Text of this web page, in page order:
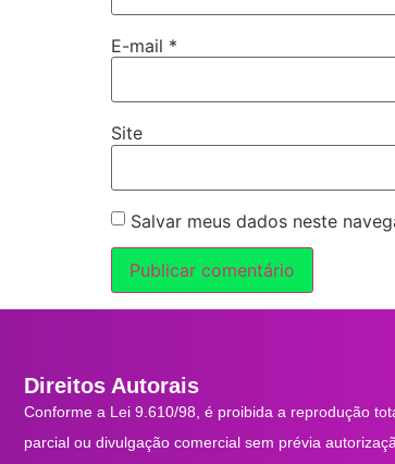
E-mail *
Site
Salvar meus dados neste
Direitos Autorais
Conforme a Lei 9.610/98, é proibida a reprodução
parcial ou divulgação comercial sem prévia